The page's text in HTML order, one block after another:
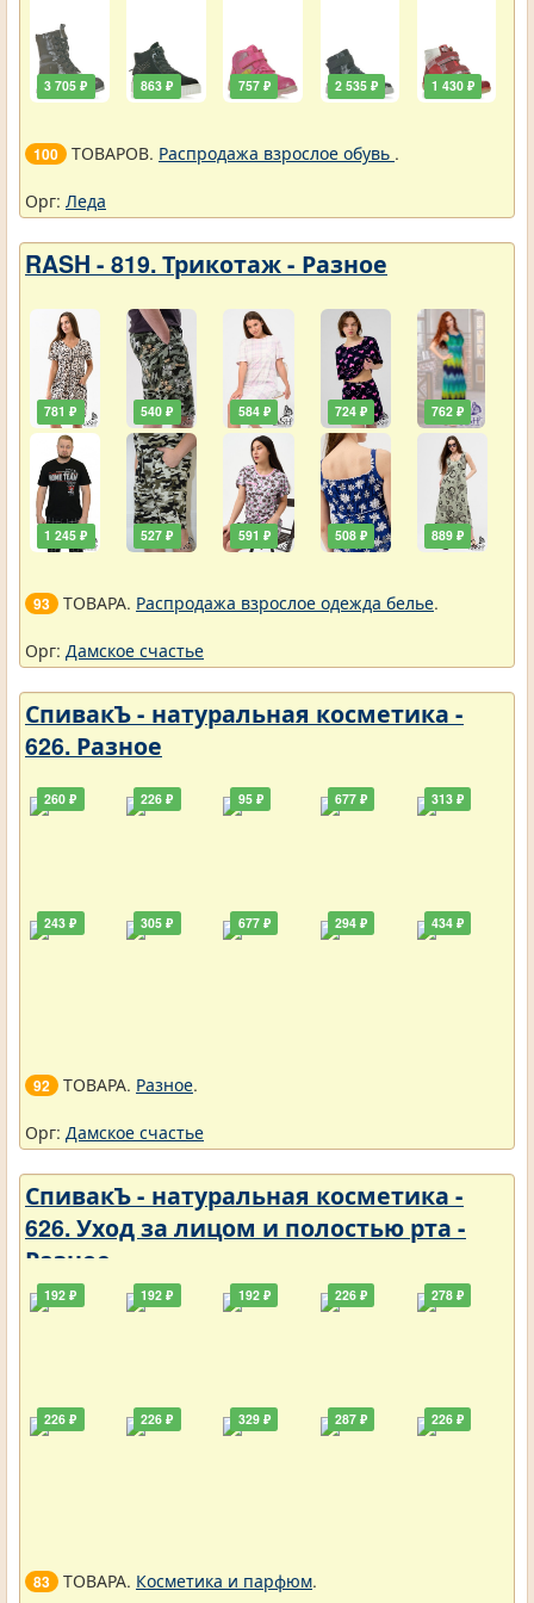
3 705 ₽ 863 ₽ 757 ₽ 2 535 ₽ 1 430 ₽
100 ТОВАРОВ. Распродажа взрослое обувь .
Орг: Леда
RASH - 819. Трикотаж - Разное
781 ₽
1 245 ₽
540 ₽
527 ₽
584 ₽
591 ₽
724 ₽
508 ₽
762 ₽
889 ₽
93 ТОВАРА. Распродажа взрослое одежда белье.
Орг: Дамское счастье
СпивакЪ - натуральная косметика -
626. Разное
260 ₽
243 ₽
226 ₽
305 ₽
95 ₽
677 ₽
677 ₽
294 ₽
313 ₽
434 ₽
92 ТОВАРА. Разное.
Орг: Дамское счастье
СпивакЪ - натуральная косметика -
626. Уход за лицом и полостью рта -
Разное
192 ₽
226 ₽
192 ₽
226 ₽
192 ₽
329 ₽
226 ₽
287 ₽
278 ₽
226 ₽
83 ТОВАРА. Косметика и парфюм.